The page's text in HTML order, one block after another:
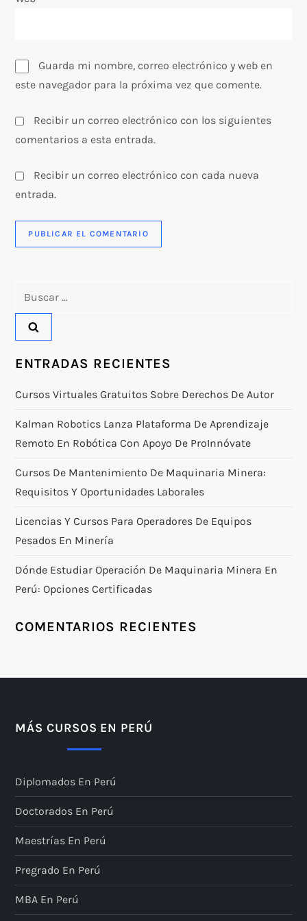
d
s
Guarda mi nombre, correo electrónico y web en
este navegador para la próxima vez que comente.
Recibir un correo electrónico con los siguientes
comentarios a esta entrada.
Recibir un correo electrónico con cada nueva
entrada.
ENTRADAS RECIENTES
Cursos Virtuales Gratuitos Sobre Derechos De Autor
Kalman Robotics Lanza Plataforma De Aprendizaje
Remoto En Robótica Con Apoyo De ProInnóvate
Cursos De Mantenimiento De Maquinaria Minera:
Requisitos Y Oportunidades Laborales
Licencias Y Cursos Para Operadores De Equipos
Pesados En Minería
Dónde Estudiar Operación De Maquinaria Minera En
Perú: Opciones Certificadas
COMENTARIOS RECIENTES
MÁS CURSOS EN PERÚ
Diplomados En Perú
Doctorados En Perú
Maestrías En Perú
Pregrado En Perú
MBA En Perú